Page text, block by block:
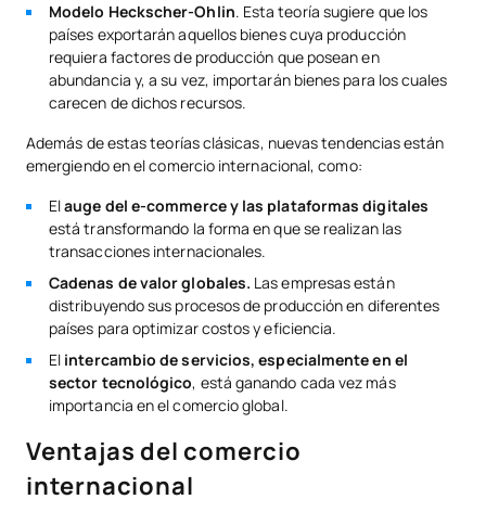
Modelo Heckscher-Ohlin. Esta teoría sugiere que los
países exportarán aquellos bienes cuya producción
requiera factores de producción que posean en
abundancia y, a su vez, importarán bienes para los cuales
carecen de dichos recursos.
Además de estas teorías clásicas, nuevas tendencias están
emergiendo en el comercio internacional, como:
Elauge del e-commerce y las plataformas digitales
está transformando la forma en que se realizan las
transacciones internacionales.
Cadenas de valor globales. Las empresas están
distribuyendo sus procesos de producción en diferentes
países para optimizar costos y eficiencia.
El intercambio de servicios, especialmente en el
sector tecnológico, está ganando cada vez más
importancia en el comercio global.
Ventajas del comercio
internacional